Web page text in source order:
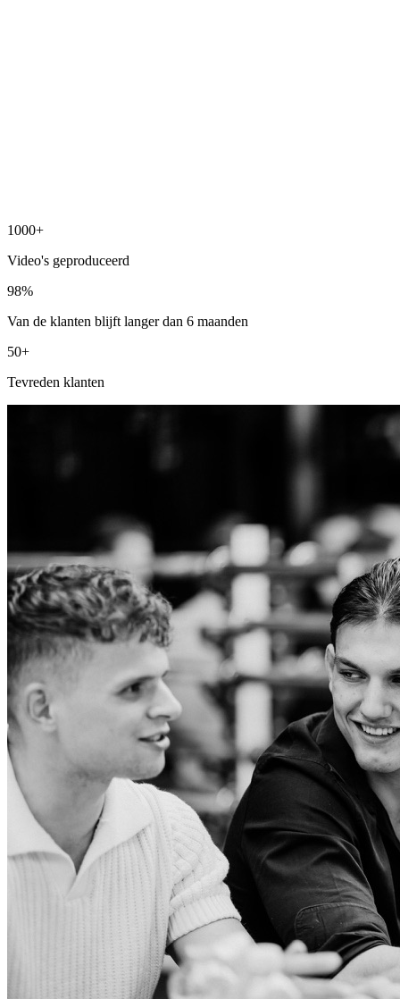
1000+
Video's geproduceerd
98%
Van de klanten blijft langer dan 6 maanden
50+
Tevreden klanten